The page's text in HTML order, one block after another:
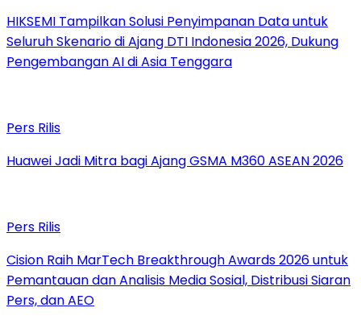
HIKSEMI Tampilkan Solusi Penyimpanan Data untuk
Seluruh Skenario di Ajang DTI Indonesia 2026, Dukung
Pengembangan AI di Asia Tenggara
Pers Rilis
Huawei Jadi Mitra bagi Ajang GSMA M360 ASEAN 2026
Pers Rilis
Cision Raih MarTech Breakthrough Awards 2026 untuk
Pemantauan dan Analisis Media Sosial, Distribusi Siaran
Pers, dan AEO